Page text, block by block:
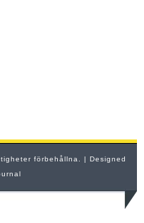
förbehållna. | Designed